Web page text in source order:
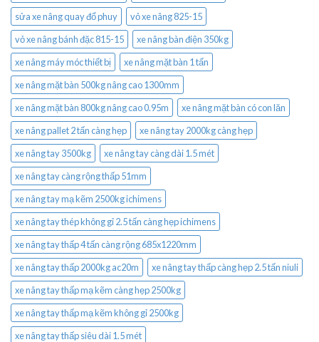
sửa xe nâng quay đổ phuy
vỏ xe nâng 825-15
vỏ xe nâng bánh đặc 815-15
xe nâng bàn điện 350kg
xe nâng máy móc thiết bị
xe nâng mặt bàn 1 tấn
xe nâng mặt bàn 500kg nâng cao 1300mm
xe nâng mặt bàn 800kg nâng cao 0.95m
xe nâng mặt bàn có con lăn
xe nâng pallet 2 tấn càng hẹp
xe nâng tay 2000kg càng hẹp
xe nâng tay 3500kg
xe nâng tay càng dài 1.5 mét
xe nâng tay càng rộng thấp 51mm
xe nâng tay mạ kẽm 2500kg ichimens
xe nâng tay thép không gỉ 2.5 tấn càng hẹp ichimens
xe nâng tay thấp 4 tấn càng rộng 685x1220mm
xe nâng tay thấp 2000kg ac20m
xe nâng tay thấp càng hẹp 2.5 tấn niuli
xe nâng tay thấp mạ kẽm càng hẹp 2500kg
xe nâng tay thấp mạ kẽm không gỉ 2500kg
xe nâng tay thấp siêu dài 1.5 mét